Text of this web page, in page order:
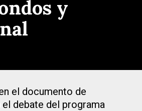
y
el documento de
el debate del programa